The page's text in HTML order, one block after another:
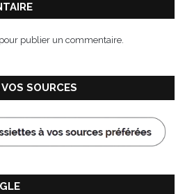
pour publier un commentaire.
SOURCES